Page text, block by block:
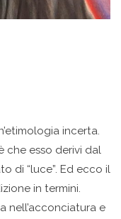
incerta.
che esso derivi dal
di “luce”. Ed ecco il
in termini.
nell’acconciatura e